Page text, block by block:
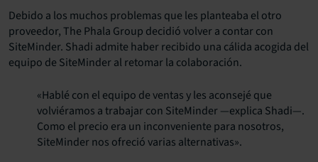
Debido a los muchos problemas que les planteaba el otro
proveedor, The Phala Group decidió volver a contar con
SiteMinder. Shadi admite haber recibido una cálida acogida del
equipo de SiteMinder al retomar la colaboración.
«Hablé con el equipo de ventas y les aconsejé que
volviéramos a trabajar con SiteMinder —explica Shadi—.
Como el precio era un inconveniente para nosotros,
SiteMinder nos ofreció varias alternativas».